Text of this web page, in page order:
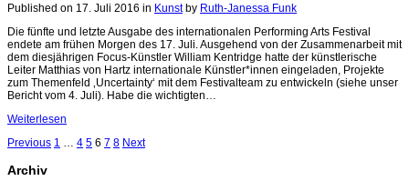
Published on 17. Juli 2016 in Kunst by Ruth-Janessa Funk
Die fünfte und letzte Ausgabe des internationalen Performing Arts Festival
endete am frühen Morgen des 17. Juli. Ausgehend von der Zusammenarbeit mit
dem diesjährigen Focus-Künstler William Kentridge hatte der künstlerische
Leiter Matthias von Hartz internationale Künstler*innen eingeladen, Projekte
zum Themenfeld ‚Uncertainty‘ mit dem Festivalteam zu entwickeln (siehe unser
Bericht vom 4. Juli). Habe die wichtigten…
Weiterlesen
Previous 1 … 4 5 6 7 8 Next
Archiv